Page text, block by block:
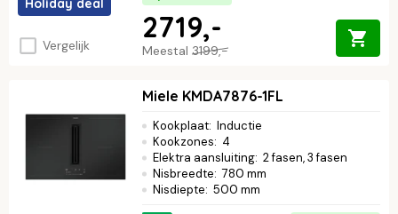
Holiday deal
Vergelijk Meestal 3199,-
2719,-
Miele KMDA7876-1FL
Kookplaat: Inductie
Kookzones: 4
Elektra aansluiting: 2 fasen, 3 fasen
Nisbreedte: 780 mm
Nisdiepte: 500 mm